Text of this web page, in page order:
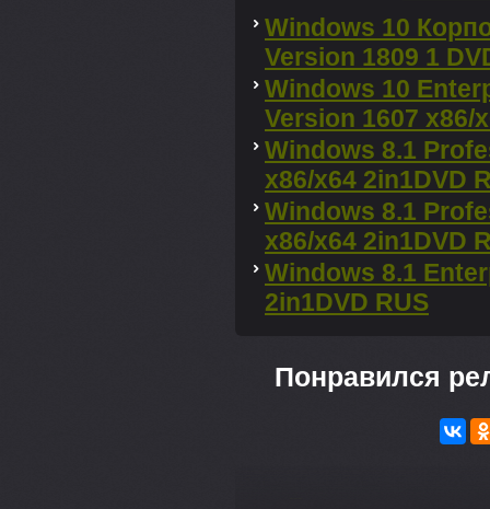
Windows 10
Version 1809 1
Windows 10
Version 1607 x86/
Windows 8.1
x86/x64 2in1DVD
Windows 8.1
x86/x64 2in1DVD
Windows 8.1
2in1DVD RUS
Понравился